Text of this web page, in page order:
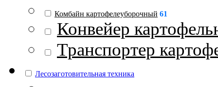
Комбайн картофелеуборочный 61
Конвейер
Транспортер
Лесозаготовительная техника